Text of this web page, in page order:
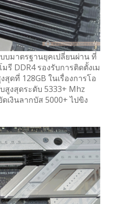
บมาตรฐานยุคเปลี่ยนผ่าน ที่
รี DDR4 รองรับการติดตั้งเม
ดที่ 128GB ในเรื่องการโอ
สูงสุดระดับ 5333+ Mhz
เงินลากบัส 5000+ ไปขิง